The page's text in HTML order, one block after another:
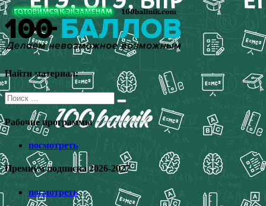
Перейти
к
содержимому
Найти материал:
Поиск
для:
Рабочие программы
посмотреть
Премиум подписка 2026-2027
посмотреть